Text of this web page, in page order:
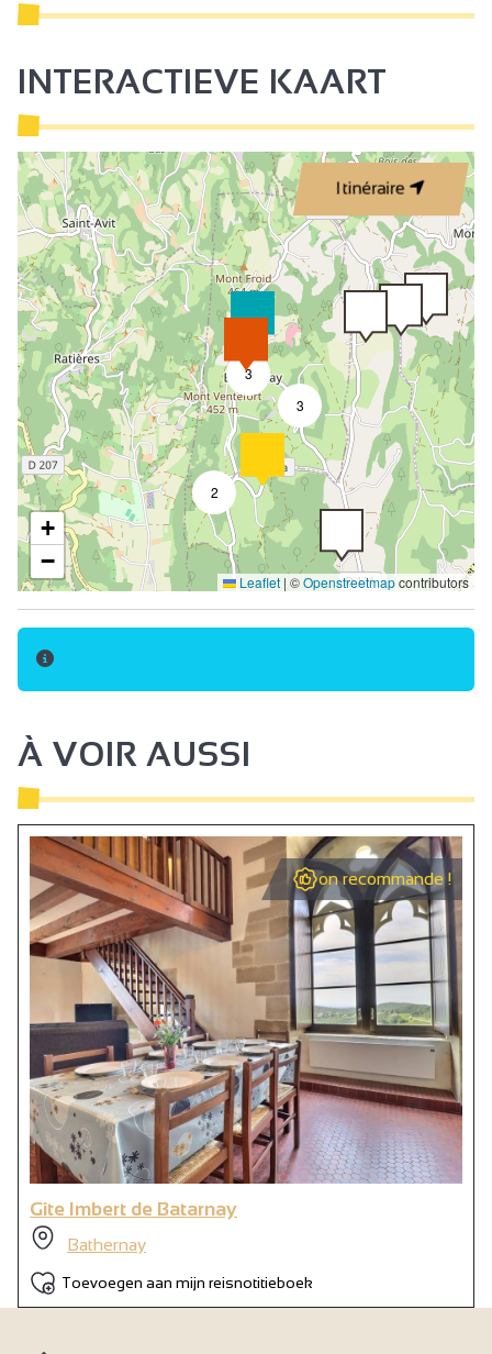
Wifi Internet
INTERACTIEVE KAART
Itinéraire
2
3
3
+
−
Leaflet | ©Openstreetmapcontributors
À VOIR AUSSI
on recommande !
Gîte Imbert de Batarnay
Bathernay
Toevoegen aan mijn reisnotitieboek